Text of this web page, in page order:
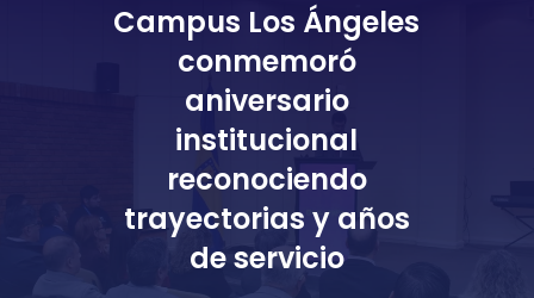
Campus Los Ángeles
conmemoró
aniversario
institucional
reconociendo
trayectorias y años
de servicio